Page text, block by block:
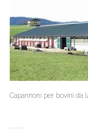
Capannoni per bovini da